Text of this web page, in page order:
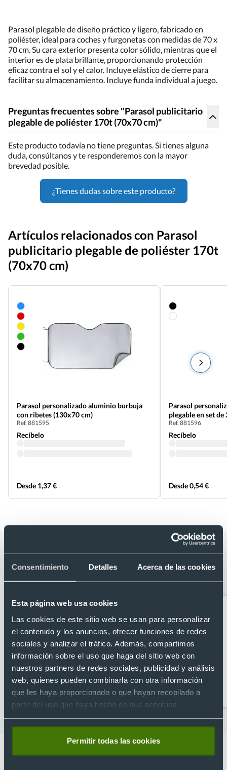
Consentimiento Detalles Acerca de las cookies
Esta página web usa cookies
Las cookies de este sitio web se usan para personalizar
el contenido y los anuncios, ofrecer funciones de redes
sociales y analizar el tráfico. Además, compartimos
información sobre el uso que haga del sitio web con
nuestros partners de redes sociales, publicidad y análisis
web, quienes pueden combinarla con otra información
que les haya proporcionado o que hayan recopilado a
partir del uso que haya hecho de sus servicios.
Permitir todas las cookies
Parasol plegable de diseño práctico y ligero, fabricado en
poliéster, ideal para coches y furgonetas con medidas de 70 x
70 cm. Su cara exterior presenta color sólido, mientras que el
interior es de plata brillante, proporcionando protección
eficaz contra el sol y el calor. Incluye elástico de cierre para
facilitar su almacenamiento. Incluye funda individual a juego.
Preguntas frecuentes sobre "Parasol publicitario
plegable de poliéster 170t (70x70 cm)"
Este producto todavía no tiene preguntas. Si tienes alguna
duda, consúltanos y te responderemos con la mayor
brevedad posible.
¿Tienes dudas sobre este producto?
Artículos relacionados con Parasol
publicitario plegable de poliéster 170t
(70x70 cm)
Parasol personalizado aluminio burbuja
con ribetes (130x70 cm)
Ref. 881595
Recíbelo
Desde 1,37 €
Parasol
plegable en set de
Ref. 881596
Recíbelo
Desde 0,54 €
Categorías relacionadas con Parasol
publicitario plegable de poliéster 170t
(70x70 cm)
Acampada y
senderismo
Accesorios para coche
personalizados